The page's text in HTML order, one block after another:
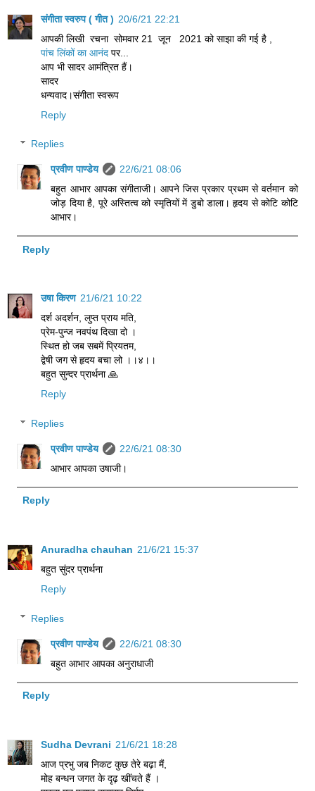
संगीता स्वरुप ( गीत ) 20/6/21 22:21
आपकी लिखी रचना सोमवार 21 जून 2021 को साझा की गई है ,
पांच लिंकों का आनंद पर...
आप भी सादर आमंत्रित हैं।
सादर
धन्यवाद।संगीता स्वरूप
Reply
Replies
प्रवीण पाण्डेय
22/6/21 08:06
बहुत आभार आपका संगीताजी। आपने जिस प्रकार प्रथम से वर्तमान को
जोड़ दिया है, पूरे अस्तित्व को स्मृतियों में डुबो डाला। हृदय से कोटि कोटि
आभार।
Reply
उषा किरण 21/6/21 10:22
दर्श अदर्शन, लुप्त प्राय मति,
प्रेम-पुन्ज नवपंथ दिखा दो ।
स्थित हो जब सबमें प्रियतम,
द्वेषी जग से हृदय बचा लो ।।४।।
बहुत सुन्दर प्रार्थना 🙏
Reply
Replies
प्रवीण पाण्डेय
22/6/21 08:30
आभार आपका उषाजी।
Reply
Anuradha chauhan 21/6/21 15:37
बहुत सुंदर प्रार्थना
Reply
Replies
प्रवीण पाण्डेय
22/6/21 08:30
बहुत आभार आपका अनुराधाजी
Reply
Sudha Devrani 21/6/21 18:28
आज प्रभु जब निकट कुछ तेरे बढ़ा मैं,
मोह बन्धन जगत के दृढ़ खींचते हैं ।